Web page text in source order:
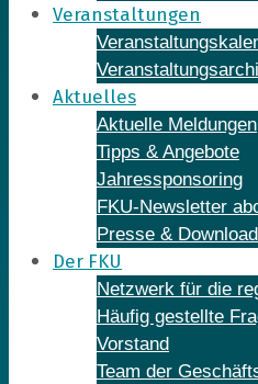
Veranstaltungen
Aktuelles
Aktuelle Meldungen
Tipps & Angebote
Jahressponsoring
FKU-Newsletter
Presse &
Der FKU
Netzwerk für die
Häufig gestellte
Vorstand
Team der